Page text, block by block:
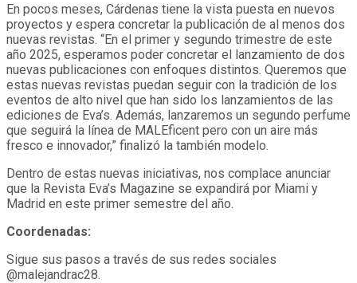
En pocos meses, Cárdenas tiene la vista puesta en nuevos
proyectos y espera concretar la publicación de al menos dos
nuevas revistas. “En el primer y segundo trimestre de este
año 2025, esperamos poder concretar el lanzamiento de dos
nuevas publicaciones con enfoques distintos. Queremos que
estas nuevas revistas puedan seguir con la tradición de los
eventos de alto nivel que han sido los lanzamientos de las
ediciones de Eva’s. Además, lanzaremos un segundo perfume
que seguirá la línea de MALEficent pero con un aire más
fresco e innovador,” finalizó la también modelo.
Dentro de estas nuevas iniciativas, nos complace anunciar
que la Revista Eva’s Magazine se expandirá por Miami y
Madrid en este primer semestre del año.
Coordenadas:
Sigue sus pasos a través de sus redes sociales
@malejandrac28.